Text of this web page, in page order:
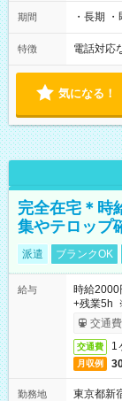
期間 ・長期
特徴 電話対応
気になる！
完全在宅＊時
集やテロップ
派遣 ブランクOK
給与
時給
+残業5h
取りサー
交通
交通費 1
月収例
勤務地
東京都新